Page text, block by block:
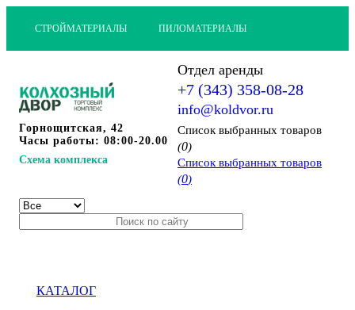
СТРОЙМАТЕРИАЛЫ ПИЛОМАТЕРИАЛЫ
Горнощитская, 42
Часы работы: 08:00-20.00
Схема комплекса
Отдел аренды
+7 (343) 358-08-28
info@koldvor.ru
Cписок выбранных товаров
(0)
Cписок выбранных товаров
(0)
КАТАЛОГ